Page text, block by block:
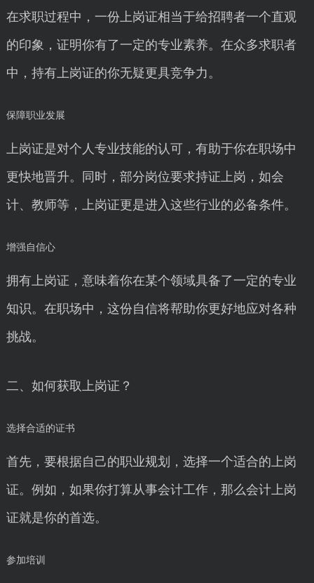
在求职过程中，一份上岗证相当于给招聘者一个直观
的印象，证明你有了一定的专业素养。在众多求职者
中，持有上岗证的你无疑更具竞争力。
保障职业发展
上岗证是对个人专业技能的认可，有助于你在职场中
更快地晋升。同时，部分岗位要求持证上岗，如会
计、教师等，上岗证更是进入这些行业的必备条件。
增强自信心
拥有上岗证，意味着你在某个领域具备了一定的专业
知识。在职场中，这份自信将帮助你更好地应对各种
挑战。
二、如何获取上岗证？
选择合适的证书
首先，要根据自己的职业规划，选择一个适合的上岗
证。例如，如果你打算从事会计工作，那么会计上岗
证就是你的首选。
参加培训